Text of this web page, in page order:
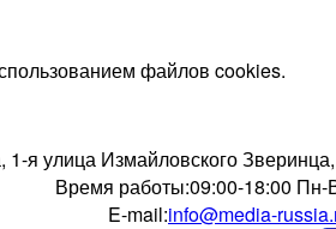
файлов cookies.
1-я улица Измайловского
Время работы:09:00-18:00 Пн-
E-mail:info@media-